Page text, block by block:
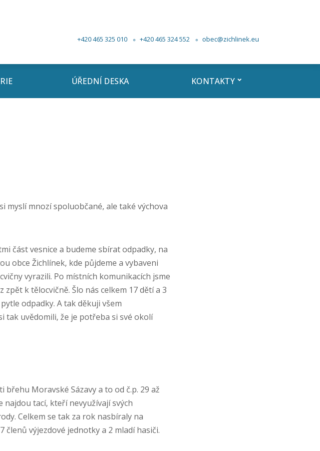
+420 465 325 010 +420 465 324 552 obec@zichlinek.eu
ÚŘEDNÍ DESKA KONTAKTY
myslí mnozí spoluobčané, ale také výchova
část vesnice a budeme sbírat odpadky, na
obce Žichlínek, kde půjdeme a vybaveni
vyrazili. Po místních komunikacích jsme
k tělocvičně. Šlo nás celkem 17 dětí a 3
odpadky. A tak děkuji všem
tak uvědomili, že je potřeba si své okolí
Moravské Sázavy a to od č.p. 29 až
najdou tací, kteří nevyužívají svých
Celkem se tak za rok nasbíraly na
výjezdové jednotky a 2 mladí hasiči.